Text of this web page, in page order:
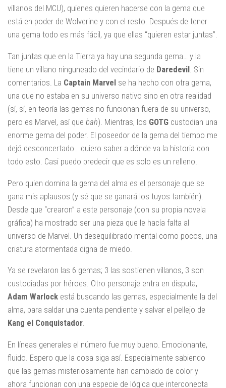
villanos del MCU), quienes quieren hacerse con la gema que
está en poder de Wolverine y con el resto. Después de tener
una gema todo es más fácil, ya que ellas “quieren estar juntas”.
Tan juntas que en la Tierra ya hay una segunda gema… y la
tiene un villano ninguneado del vecindario de Daredevil . Sin
comentarios. La Captain Marvel se ha hecho con otra gema,
una que no estaba en su universo nativo sino en otra realidad
(sí, sí, en teoría las gemas no funcionan fuera de su universo,
pero es Marvel, así que bah). Mientras, los GOTG custodian una
enorme gema del poder. El poseedor de la gema del tiempo me
dejó desconcertado… quiero saber a dónde va la historia con
todo esto. Casi puedo predecir que es solo es un relleno.
Pero quien domina la gema del alma es el personaje que se
gana mis aplausos (y sé que se ganará los tuyos también).
Desde que “crearon” a este personaje (con su propia novela
gráfica) ha mostrado ser una pieza que le hacía falta al
universo de Marvel. Un desequilibrado mental como pocos, una
criatura atormentada digna de miedo.
Ya se revelaron las 6 gemas; 3 las sostienen villanos, 3 son
custodiadas por héroes. Otro personaje entra en disputa,
Adam Warlock está buscando las gemas, especialmente la del
alma, para saldar una cuenta pendiente y salvar el pellejo de
Kang el Conquistador.
En líneas generales el número fue muy bueno. Emocionante,
fluido. Espero que la cosa siga así. Especialmente sabiendo
que las gemas misteriosamente han cambiado de color y
ahora funcionan con una especie de lógica que interconecta